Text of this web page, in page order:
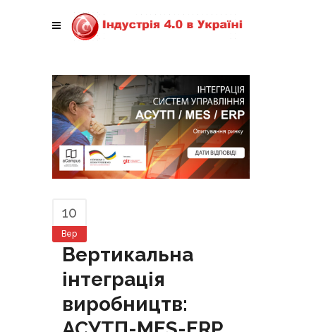
10
Вер
Вертикальна
інтеграція
виробництв: